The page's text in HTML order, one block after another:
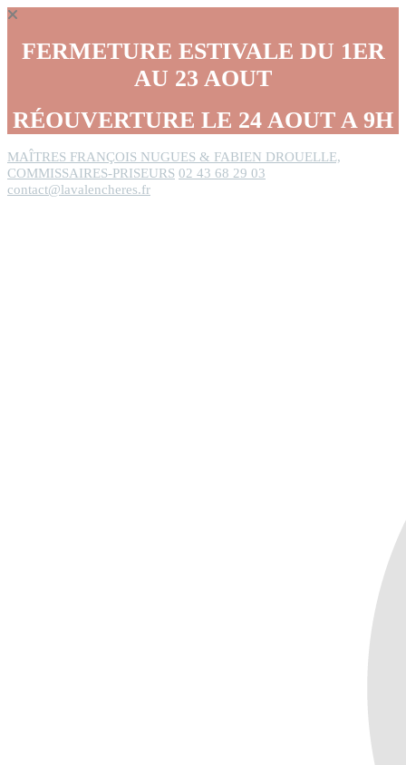
FERMETURE ESTIVALE DU 1ER
AU 23 AOUT
RÉOUVERTURE LE 24 AOUT A 9H
MAÎTRES FRANÇOIS NUGUES & FABIEN DROUELLE,
COMMISSAIRES-PRISEURS 02 43 68 29 03
contact@lavalencheres.fr
Panneau de gestion des cookies